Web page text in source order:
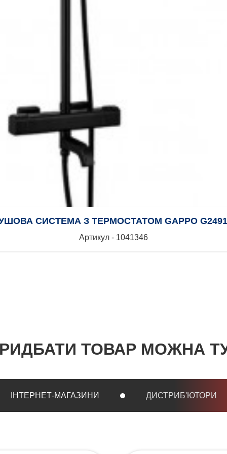
СИСТЕМА З ТЕРМОСТАТОМ GAPPO
Артикул - 1041346
ТОВАР МОЖНА
ІНТЕРНЕТ-МАГАЗИНИ ДИСТРИБ'ЮТОРИ